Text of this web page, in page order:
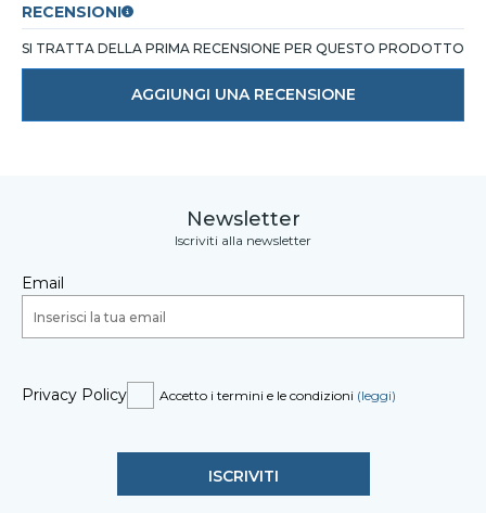
RECENSIONI
SI TRATTA DELLA PRIMA RECENSIONE PER QUESTO PRODOTTO
AGGIUNGI UNA RECENSIONE
Newsletter
Iscriviti alla newsletter
Email
Privacy Policy Accetto i termini e le condizioni (leggi)